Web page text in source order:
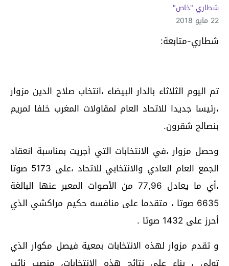
شطاري "خاص"
22 مايو 2018
شطاري-متابعة:
تم اليوم الثلاثاء بالدار البيضاء ،انتخاب صلاح الدين مزوار
،رئيسا جديدا للاتحاد العام لمقاولات المغرب خلفا لمريم
بنصالح شقرون.
وحصل مزوار ،في الانتخابات التي أجريت بمناسبة انعقاد
الجمع العام العادي والانتخابي للاتحاد ،على 5173 صوتا
،أي ما يعادل 77,96 من الأصوات المعبر عنها البالغة
6635 صوتا ، متقدما على منافسه حكيم مراكشي الذي
أحرز على 1432 صوتا .
و تقدم مزوار لهذه الانتخابات بمعية فيصل مكوار الذي